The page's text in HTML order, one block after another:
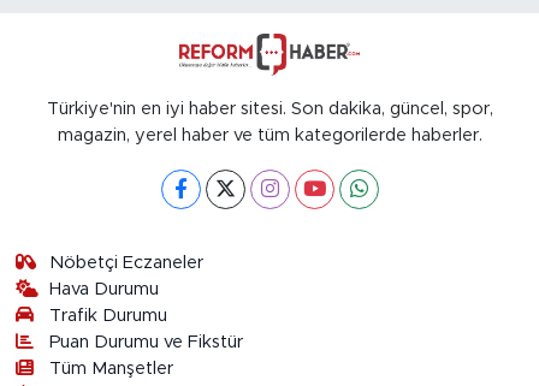
Türkiye'nin en iyi haber sitesi. Son dakika, güncel, spor,
magazin, yerel haber ve tüm kategorilerde haberler.
Nöbetçi Eczaneler
Hava Durumu
Trafik Durumu
Puan Durumu ve Fikstür
Tüm Manşetler